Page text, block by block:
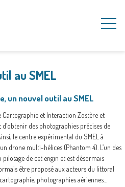
au SMEL
un nouvel outil au SMEL
et Interaction Zostère et
des photographies précises de
le centre expérimental du SMEL à
drone multi-hélices (Phantom 4). L’un des
de cet engin et est désormais
être proposé aux acteurs du littoral
photographies aériennes…